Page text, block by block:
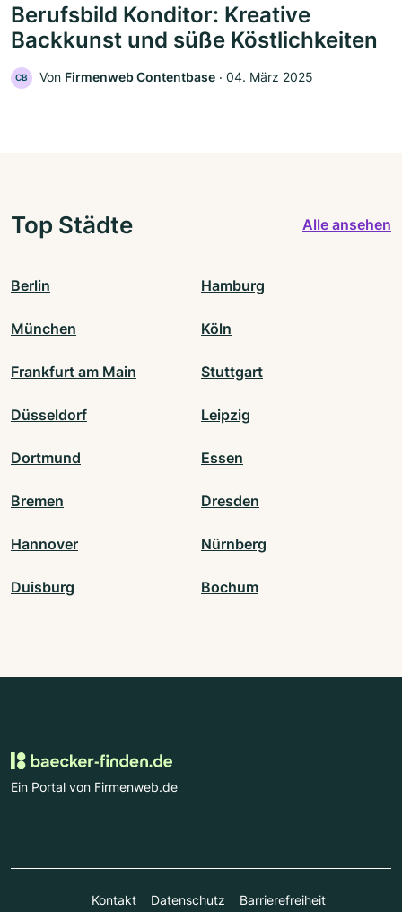
Berufsbild Konditor: Kreative
Backkunst und süße Köstlichkeiten
CB Von Firmenweb Contentbase ‧ 04. März 2025
Top Städte Alle ansehen
Berlin Hamburg
München Köln
Frankfurt am Main Stuttgart
Düsseldorf Leipzig
Dortmund Essen
Bremen Dresden
Hannover Nürnberg
Duisburg Bochum
Ein Portal von Firmenweb.de
Kontakt Datenschutz Barrierefreiheit